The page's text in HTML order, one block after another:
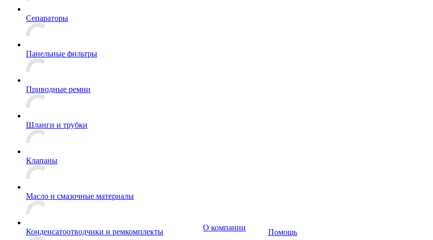
Сепараторы
Панельные фильтры
Приводные ремни
Шланги и трубки
Клапаны
Масло и смазочные материалы
Конденсатоотводчики и ремкомплекты
О компании
Помощь